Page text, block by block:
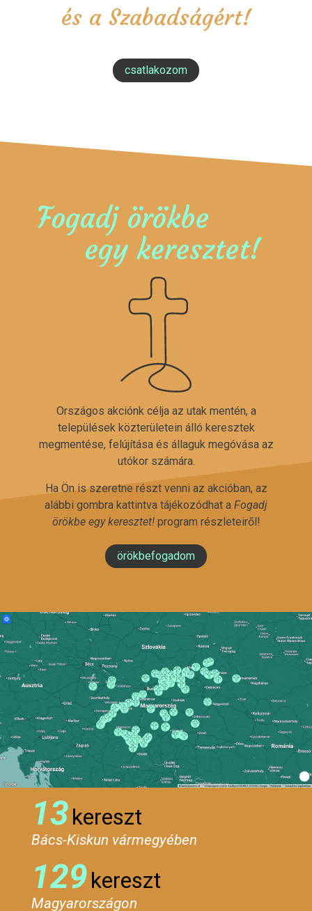
és a Szabadságért!
csatlakozom
Fogadj örökbe
egy keresztet!
Országos akciónk célja az utak mentén, a
települések közterületein álló keresztek
megmentése, felújítása és állaguk megóvása az
utókor számára.
Ha Ön is szeretne részt venni az akcióban, az
alábbi gombra kattintva tájékozódhat a Fogadj
örökbe egy keresztet!program részleteiről!
örökbefogadom
13kereszt
Bács-Kiskun vármegyében
129kereszt
Magyarországon